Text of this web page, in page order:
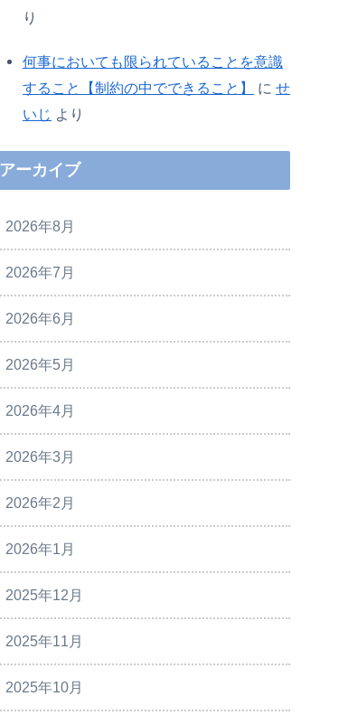
り
何事においても限られていることを意識
すること【制約の中でできること】
に せ
いじ より
アーカイブ
2026年8月
2026年7月
2026年6月
2026年5月
2026年4月
2026年3月
2026年2月
2026年1月
2025年12月
2025年11月
2025年10月